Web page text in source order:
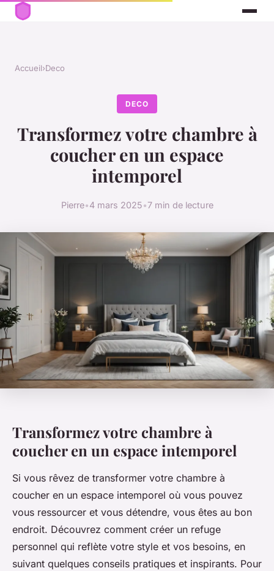
Accueil›Deco
DECO
Transformez votre chambre à
coucher en un espace
intemporel
Pierre•4 mars 2025•7 min de lecture
Transformez votre chambre à
coucher en un espace intemporel
Si vous rêvez de transformer votre chambre à
coucher en un espace intemporel où vous pouvez
vous ressourcer et vous détendre, vous êtes au bon
endroit. Découvrez comment créer un refuge
personnel qui reflète votre style et vos besoins, en
suivant quelques conseils pratiques et inspirants. Pour